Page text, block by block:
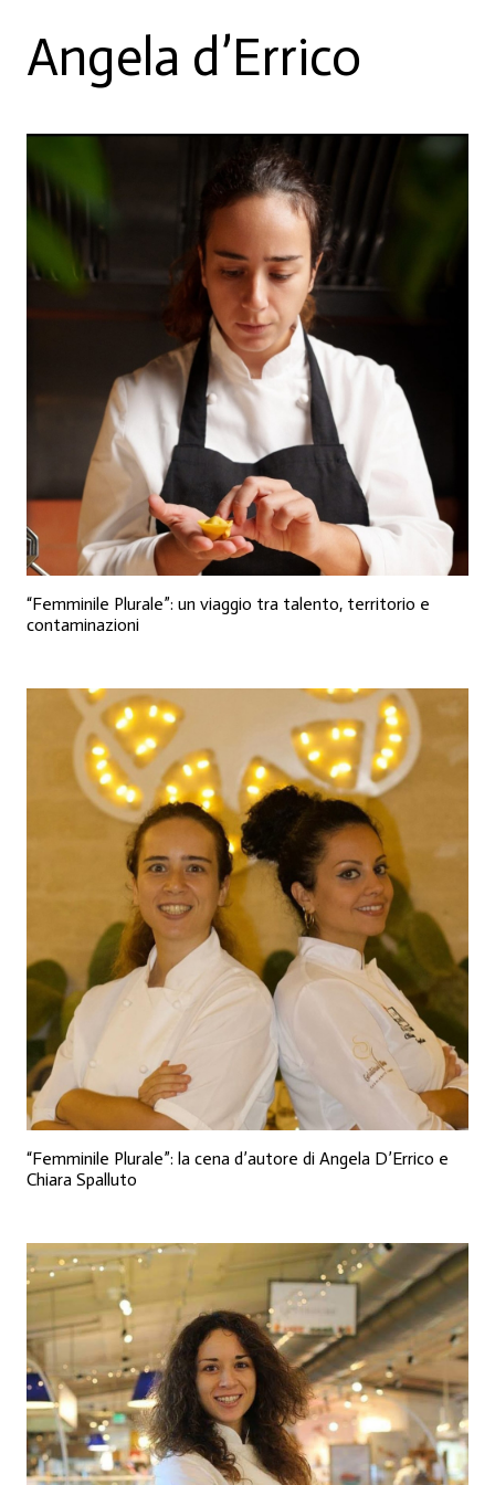
Angela d’Errico
“Femminile Plurale”: un viaggio tra talento, territorio e
contaminazioni
“Femminile Plurale”: la cena d’autore di Angela D’Errico e
Chiara Spalluto